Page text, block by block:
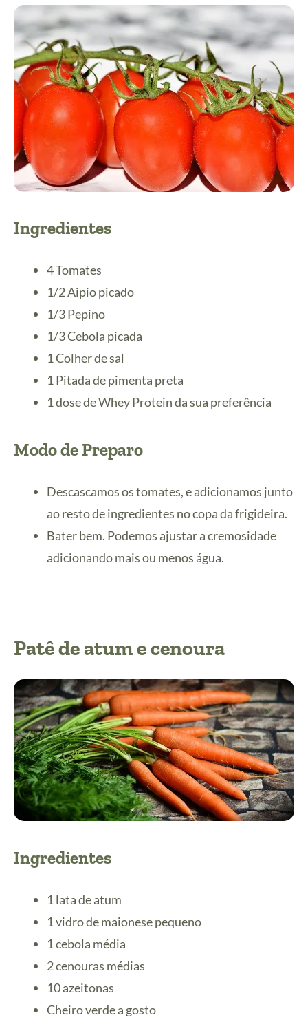
Ingredientes
4 Tomates
1/2 Aipio picado
1/3 Pepino
1/3 Cebola picada
1 Colher de sal
1 Pitada de pimenta preta
1 dose de Whey Protein da sua preferência
Modo de Preparo
Descascamos os tomates, e adicionamos junto
ao resto de ingredientes no copa da frigideira.
Bater bem. Podemos ajustar a cremosidade
adicionando mais ou menos água.
Patê de atum e cenoura
Ingredientes
1 lata de atum
1 vidro de maionese pequeno
1 cebola média
2 cenouras médias
10 azeitonas
Cheiro verde a gosto